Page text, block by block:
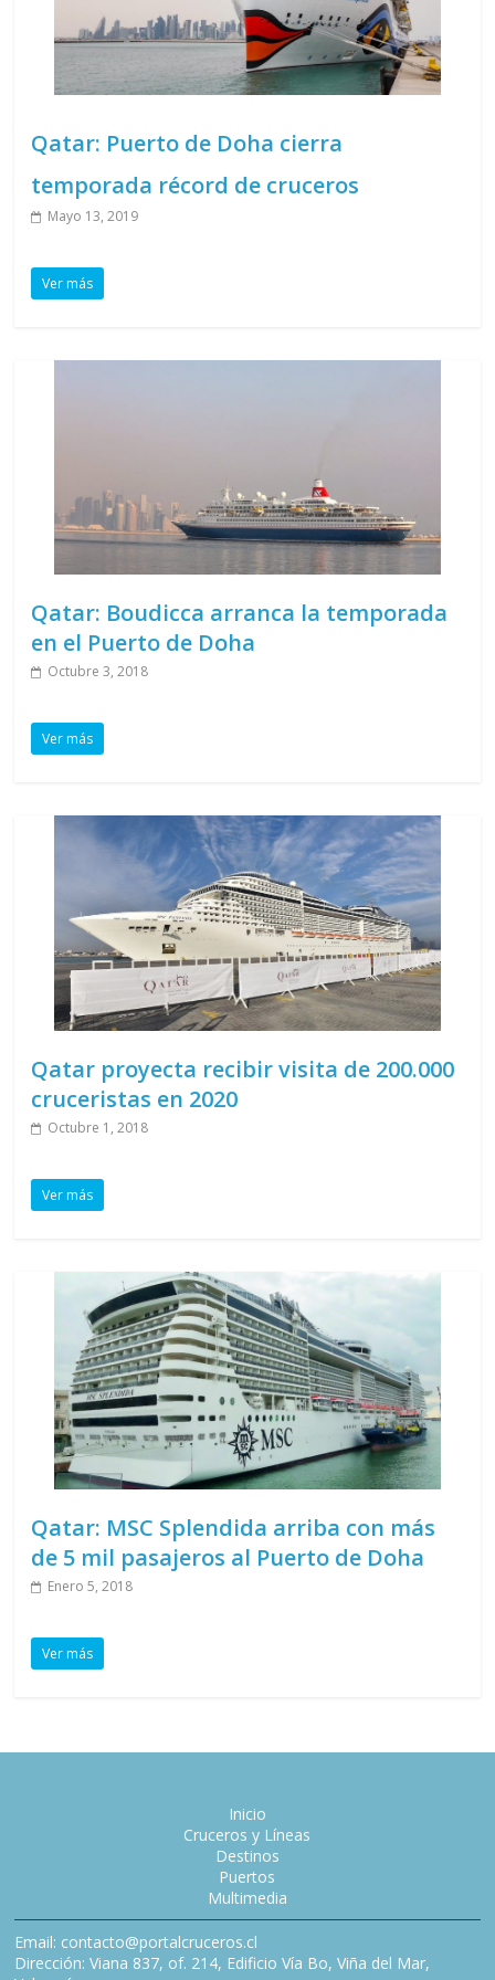
Qatar: Puerto de Doha cierra
temporada récord de cruceros
Mayo 13, 2019
Ver más
Qatar: Boudicca arranca la temporada
en el Puerto de Doha
Octubre 3, 2018
Ver más
Qatar proyecta recibir visita de 200.000
cruceristas en 2020
Octubre 1, 2018
Ver más
Qatar: MSC Splendida arriba con más
de 5 mil pasajeros al Puerto de Doha
Enero 5, 2018
Ver más
Inicio
Cruceros y Líneas
Destinos
Puertos
Multimedia
Email: contacto@portalcruceros.cl
Dirección: Viana 837, of. 214, Edificio Vía Bo, Viña del Mar,